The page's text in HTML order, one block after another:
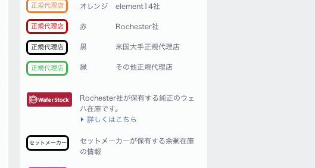
正規代理店
正規代理店
正規代理店
正規代理店
オレンジ element14社
赤 Rochester社
黒 米国大手正規代理店
緑 その他正規代理店
Rochester社が保有する純正のウェ
ハ在庫です。
詳しくはこちら
セットメーカー
セットメーカーが保有する余剰在庫
の情報